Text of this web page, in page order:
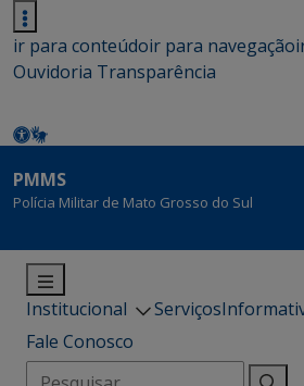
ir para conteúdoir para navegação
Ouvidoria Transparência
PMMS
Polícia Militar de Mato Grosso do Sul
Institucional Serviços
Fale Conosco
Pesquisar